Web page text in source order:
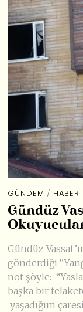
GÜNDEM / HABER
Gündüz
Gündüz
gönderdiği
not şöyle:
başka bir
yaşadığım